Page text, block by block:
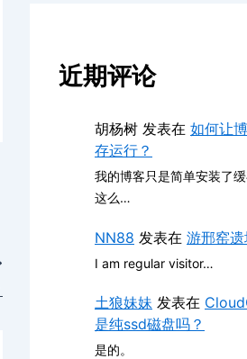
近期评论
胡杨树 发表在 如何让
存运行？
我的博客只是简单安装了
这么…
NN88 发表在 游邢窑
I am regular visitor…
土狼妹妹 发表在
是纯ssd磁盘吗？
是的。